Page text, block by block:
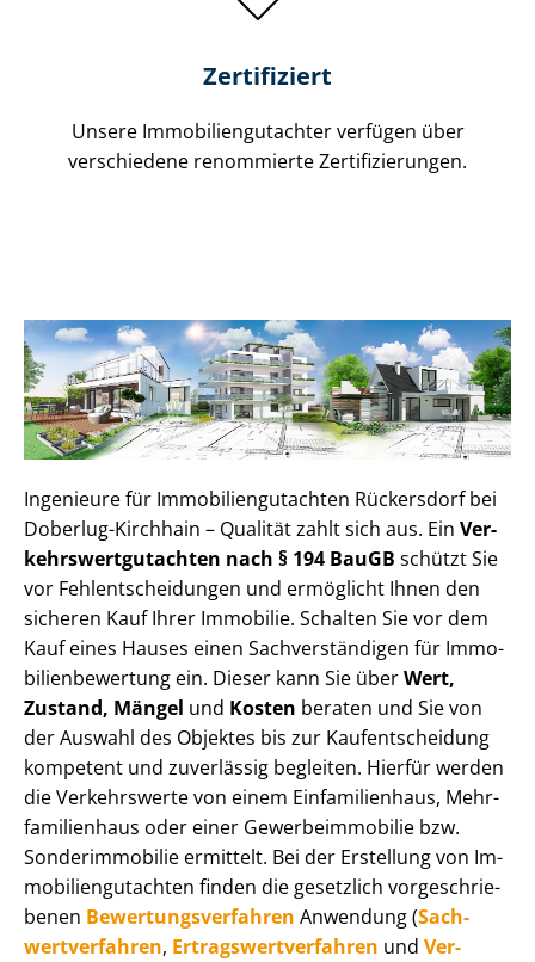
Zertifiziert
Unsere Immobilien­gutachter verfügen über
verschiedene renommierte Zer­ti­fi­zie­run­gen.
Ingenieure für Im­mo­bi­li­en­gut­ach­ten Rückersdorf bei
Doberlug-Kirchhain – Qualität zahlt sich aus. Ein Ver­
kehrs­wert­gut­ach­ten nach § 194 BauGB schützt Sie
vor Fehl­ent­schei­dun­gen und ermöglicht Ihnen den
sicheren Kauf Ihrer Immobilie. Schalten Sie vor dem
Kauf eines Hauses einen Sach­ver­stän­di­gen für Im­mo­
bi­li­en­be­wer­tung ein. Dieser kann Sie überWert,
Zustand, Mängel und Kosten beraten und Sie von
der Auswahl des Objektes bis zur Kauf­ent­schei­dung
kompetent und zuverlässig begleiten. Hierfür werden
die Verkehrswerte von einem Einfamilienhaus, Mehr­
fa­mi­li­en­haus oder einer Ge­wer­be­im­mo­bi­lie bzw.
Sonderimmobilie ermittelt. Bei der Erstellung von Im­
mo­bi­li­en­gut­ach­ten finden die gesetzlich vor­ge­schrie­
be­nen Be­wer­tungs­ver­fah­ren Anwendung (Sach­
wert­ver­fah­ren, Er­trags­wert­ver­fah­ren und Ver­